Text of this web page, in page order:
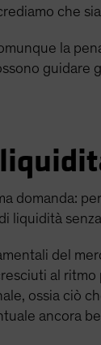
che
la
guidare
domanda:
liquidità
del
al ritmo
ossia ciò
ancora